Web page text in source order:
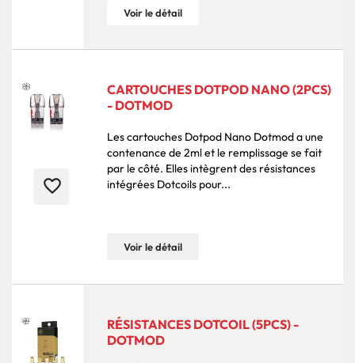
Voir le détail
favorite_border
CARTOUCHES DOTPOD NANO (2PCS)
- DOTMOD
Les cartouches Dotpod Nano Dotmod a une
contenance de 2ml et le remplissage se fait
par le côté. Elles intègrent des résistances
intégrées Dotcoils pour...
Voir le détail
RÉSISTANCES DOTCOIL (5PCS) -
DOTMOD